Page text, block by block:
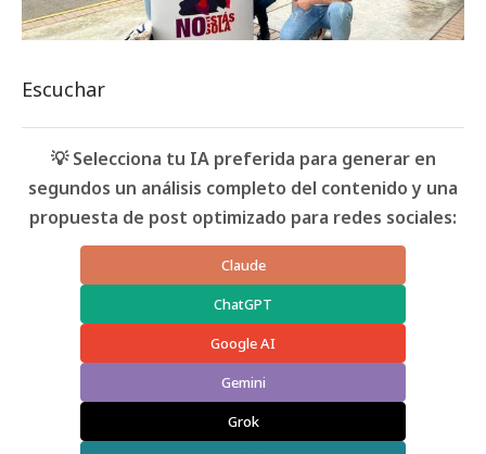
Escuchar
💡 Selecciona tu IA preferida para generar en
segundos un análisis completo del contenido y una
propuesta de post optimizado para redes sociales:
Claude
ChatGPT
Google AI
Gemini
Grok